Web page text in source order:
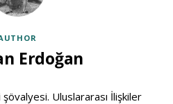
Erdoğan
şövalyesi. Uluslararası İlişkiler